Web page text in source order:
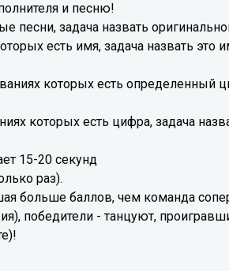
и песню!
задача назвать
есть имя, задача назвать это
которых есть определенный
которых есть цифра, задача
15-20 секунд
раз).
больше баллов, чем команда
победители - танцуют,